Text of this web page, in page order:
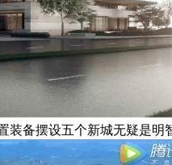
备摆设五个新城无疑是